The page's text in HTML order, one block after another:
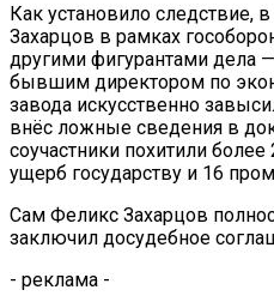
Как установило следствие,
Захарцов в рамках
другими фигурантами дела
бывшим директором по
завода искусственно
внёс ложные сведения в
соучастники похитили
ущерб государству и 16
Сам Феликс Захарцов
заключил досудебное
- реклама -